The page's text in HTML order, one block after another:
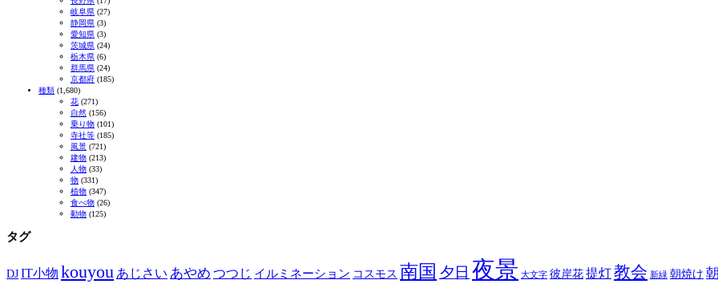
岐阜県 (27)
静岡県 (3)
愛知県 (3)
茨城県 (24)
栃木県 (6)
群馬県 (24)
京都府 (185)
種類 (1,680)
花 (271)
自然 (156)
乗り物 (101)
寺社等 (185)
風景 (721)
建物 (213)
人物 (33)
物 (331)
植物 (347)
食べ物 (26)
動物 (125)
タグ
DJIT小物 kouyou あじさい あやめ つつじ イルミネーション コスモス 南国 夕日 夜景 大文字 彼岸花提灯教会 新緑 朝焼け